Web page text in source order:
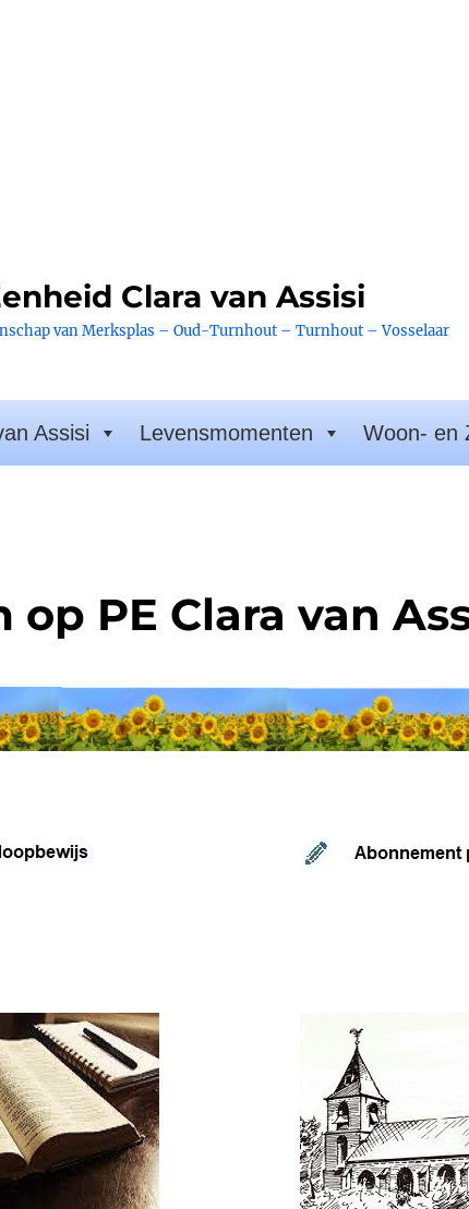
Clara van Assisi
van Merksplas – Oud-Turnhout – Turnhout – Vosselaar
Assisi Levensmomenten Woon- en
op PE Clara van